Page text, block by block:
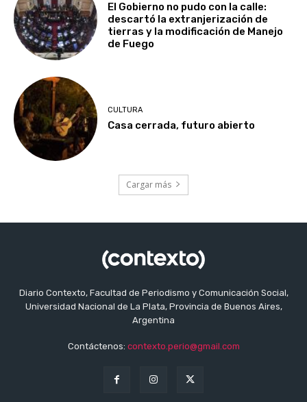
El Gobierno no pudo con la calle:
descartó la extranjerización de
tierras y la modificación de Manejo
de Fuego
CULTURA
Casa cerrada, futuro abierto
Cargar más
Diario Contexto, Facultad de Periodismo y Comunicación Social,
Universidad Nacional de La Plata, Provincia de Buenos Aires,
Argentina
Contáctenos: contexto.perio@gmail.com